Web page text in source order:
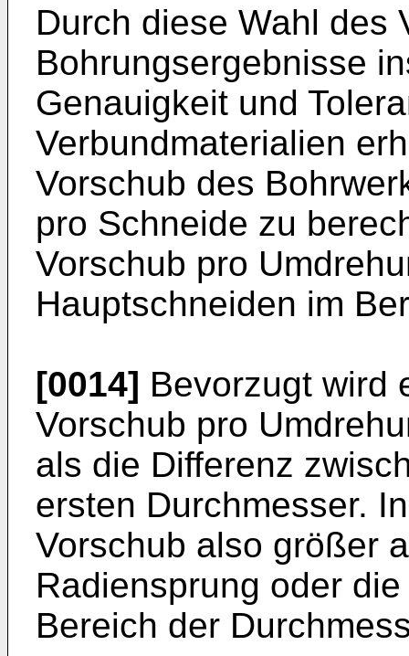
Durch diese Wahl des
Bohrungsergebnisse
Genauigkeit und
Verbundmaterialien
Vorschub des
pro Schneide zu
Vorschub pro
Hauptschneiden im
[0014] Bevorzugt wird
Vorschub pro
als die Differenz
ersten Durchmesser.
Vorschub also größer
Radiensprung oder
Bereich der